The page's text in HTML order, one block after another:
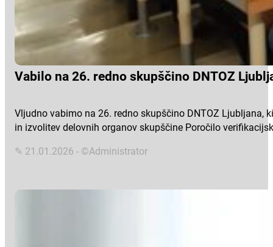
Vabilo na 26. redno skupščino DNTOZ
Vljudno vabimo na 26. redno skupščino DNTOZ Ljubljana,
in izvolitev delovnih organov skupščine Poročilo
✎ 21.01.2026 - ©Administrator